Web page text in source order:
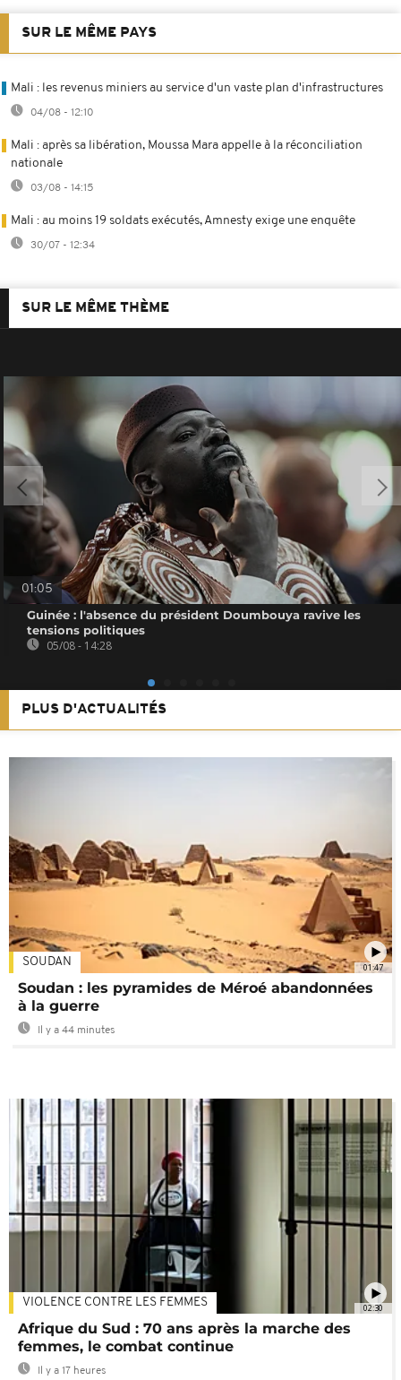
SUR LE MÊME PAYS
Mali : les revenus miniers au service d'un vaste plan d'infrastructures
04/08 - 12:10
Mali : après sa libération, Moussa Mara appelle à la réconciliation
nationale
03/08 - 14:15
Mali : au moins 19 soldats exécutés, Amnesty exige une enquête
30/07 - 12:34
SUR LE MÊME THÈME
01:05
Guinée : l'absence du président Doumbouya ravive les
tensions politiques
05/08 - 14:28
PLUS D'ACTUALITÉS
01:47
SOUDAN
Soudan : les pyramides de Méroé abandonnées
à la guerre
Il y a 44 minutes
02:30
VIOLENCE CONTRE LES FEMMES
Afrique du Sud : 70 ans après la marche des
femmes, le combat continue
Il y a 17 heures